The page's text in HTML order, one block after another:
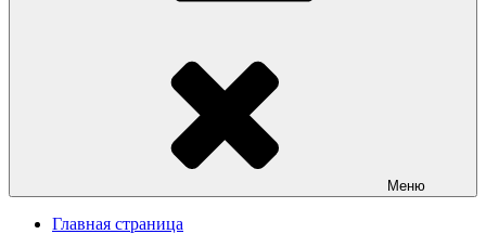
Меню
Главная страница